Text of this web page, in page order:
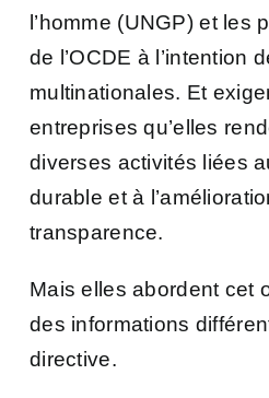
l’homme (UNGP) et les
de l’OCDE à l’intention
multinationales. Et
entreprises qu’elles
diverses activités liées
durable et à
transparence.
Mais elles abordent cet
des informations
directive.